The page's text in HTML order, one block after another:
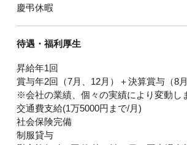
慶弔休暇
待遇・福利厚生
昇給年1回
賞与年2回（7月、12月）＋決算賞与（8月
※会社の業績、個々の実績により変動し
交通費支給(1万5000円まで/月)
社会保険完備
制服貸与